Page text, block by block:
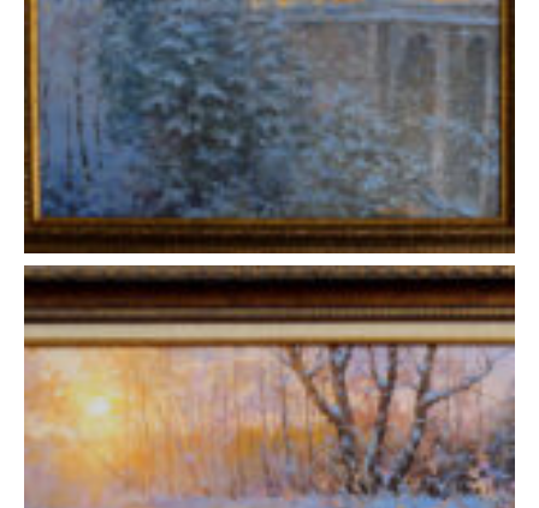
Дмитрий Левин — «Рождество в Люксембурге»